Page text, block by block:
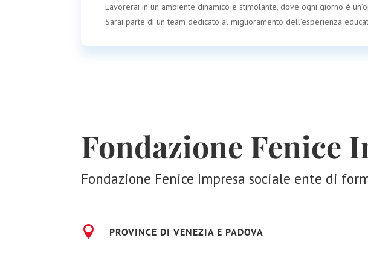
Lavorerai in un ambiente dinamico e stimolante, dove ogni giorno è
Sarai parte di un team dedicato al miglioramento dell’esperienza
Fondazione Fenice
Fondazione Fenice Impresa sociale ente di
 PROVINCE DI VENEZIA E PADOVA